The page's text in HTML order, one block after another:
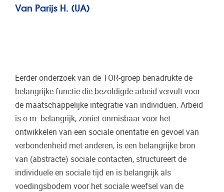
Van Parijs H. (UA)
Eerder onderzoek van de TOR-groep benadrukte de
belangrijke functie die bezoldigde arbeid vervult voor
de maatschappelijke integratie van individuen. Arbeid
is o.m. belangrijk, zoniet onmisbaar voor het
ontwikkelen van een sociale orientatie en gevoel van
verbondenheid met anderen, is een belangrijke bron
van (abstracte) sociale contacten, structureert de
individuele en sociale tijd en is belangrijk als
voedingsbodem voor het sociale weefsel van de